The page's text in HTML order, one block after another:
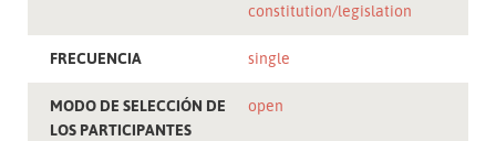
constitution/legislation
FRECUENCIA single
MODO DE SELECCIÓN DE
LOS PARTICIPANTES
open